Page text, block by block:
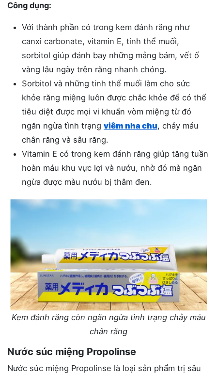
Công dụng:
Với thành phần có trong kem đánh răng như
canxi carbonate, vitamin E, tinh thể muối,
sorbitol giúp đánh bay những mảng bám, vết ố
vàng lâu ngày trên răng nhanh chóng.
Sorbitol và những tinh thể muối làm cho sức
khỏe răng miệng luôn được chắc khỏe để có thể
tiêu diệt được mọi vi khuẩn vòm miệng từ đó
ngăn ngừa tình trạng viêm nha chu, chảy máu
chân răng và sâu răng.
Vitamin E có trong kem đánh răng giúp tăng tuần
hoàn máu khu vực lợi và nướu, nhờ đó mà ngăn
ngừa được màu nướu bị thâm đen.
Kem đánh răng còn ngăn ngừa tình trạng chảy máu
chân răng
Nước súc miệng Propolinse
Nước súc miệng Propolinse là loại sản phẩm trị sâu